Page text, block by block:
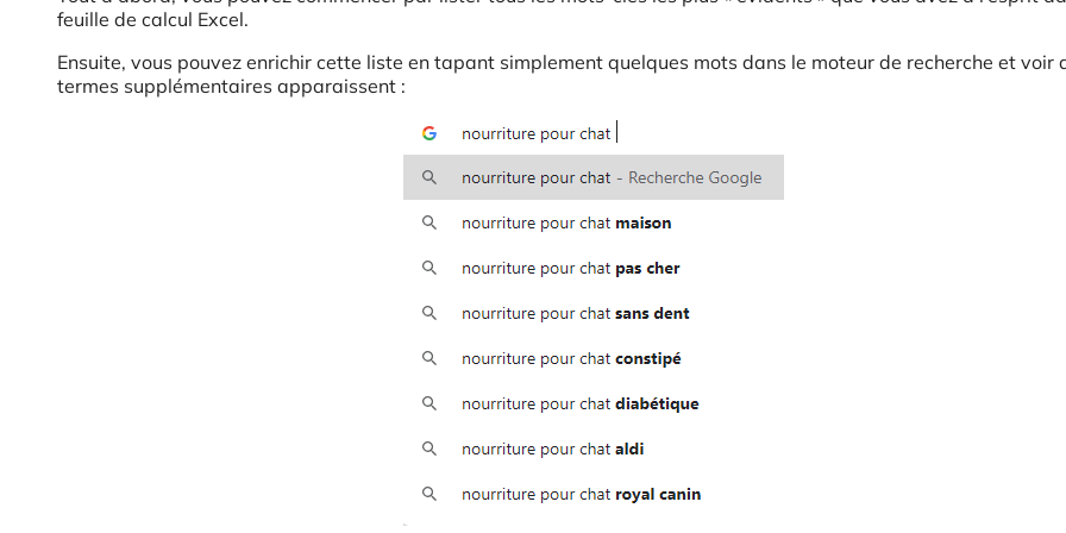
feuille de calcul Excel.
Ensuite, vous pouvez enrichir cette liste en tapant simplement quelques mots dans le moteur de recherche et voir
termes supplémentaires apparaissent :